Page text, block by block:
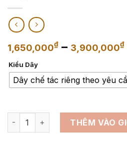
1,650,000₫ – 3,900,000₫
Kiểu Dây
Dây chế tác riêng theo yêu
Dây da đồng hồ thay thế cho
THÊM VÀO